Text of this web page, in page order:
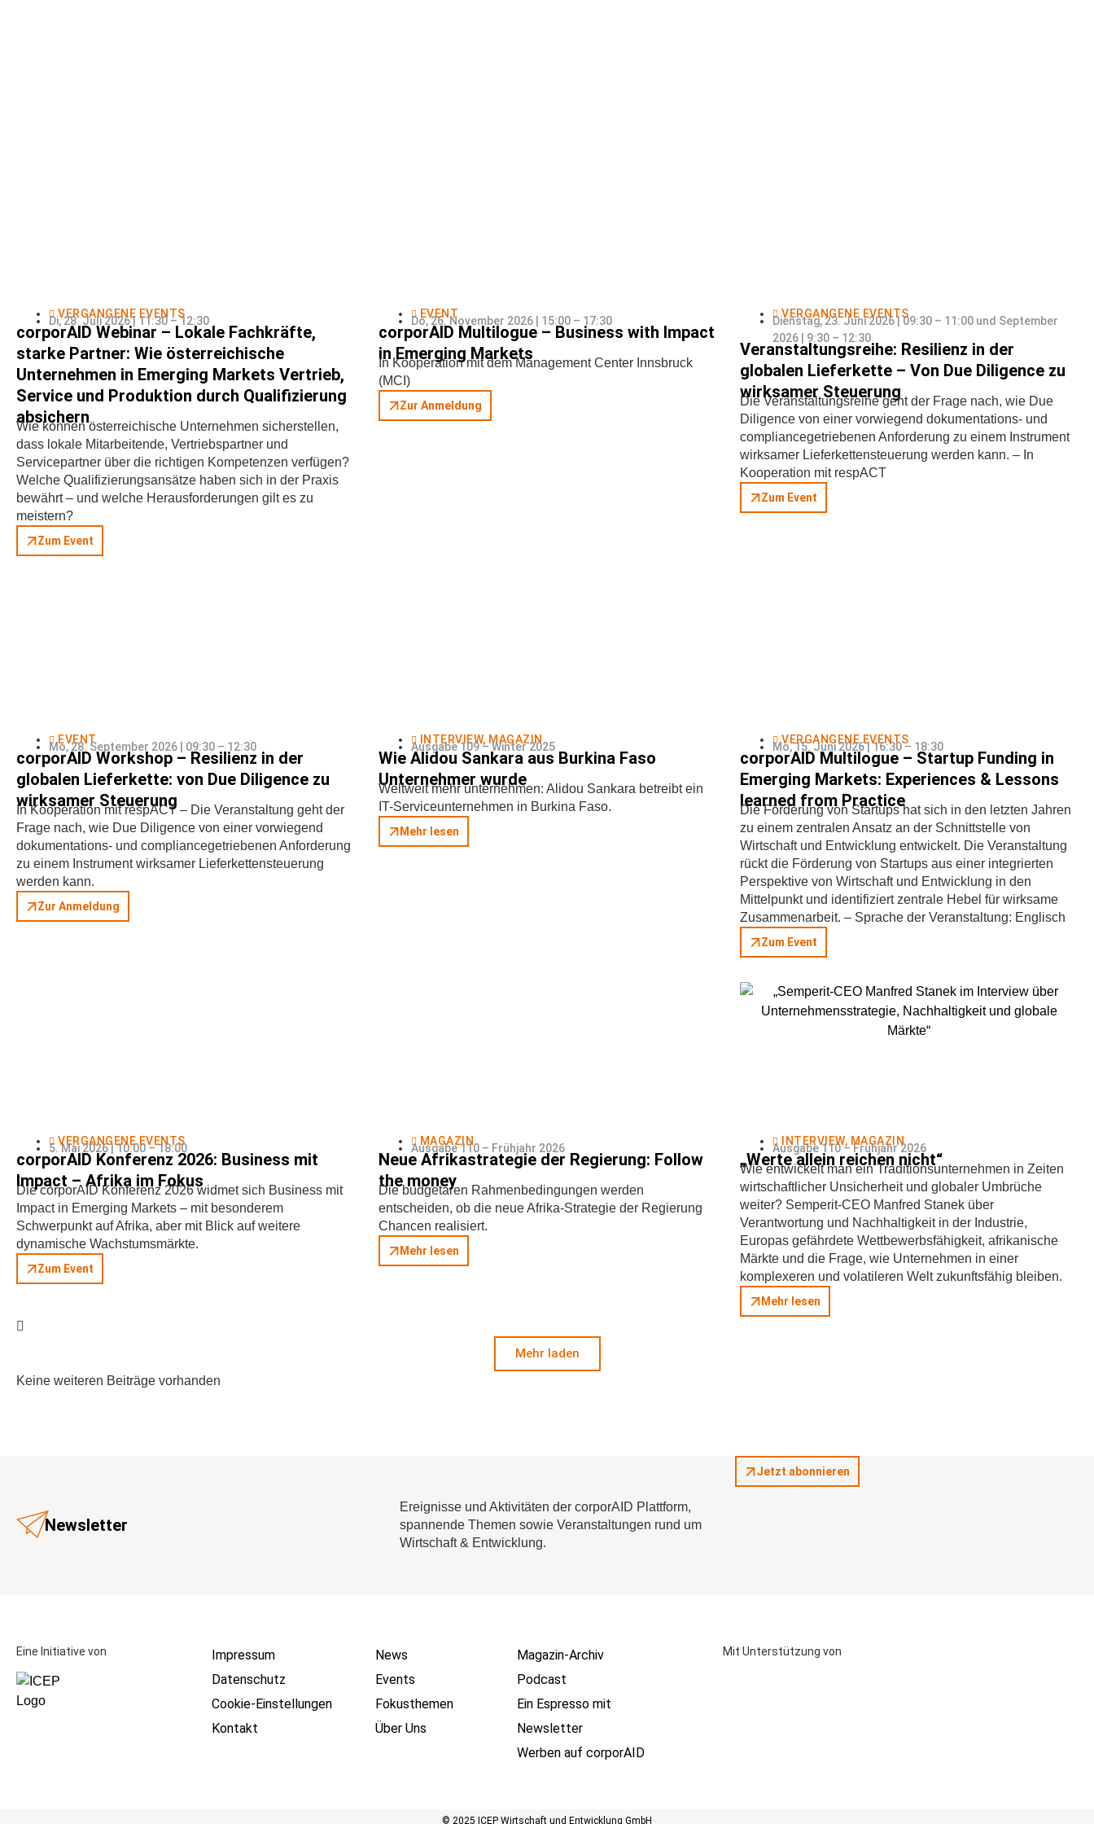
VERGANGENE EVENTS
Di, 28. Juli 2026 | 11:30 – 12:30
corporAID Webinar – Lokale Fachkräfte,
starke Partner: Wie österreichische
Unternehmen in Emerging Markets Vertrieb,
Service und Produktion durch Qualifizierung
absichern
Wie können österreichische Unternehmen sicherstellen,
dass lokale Mitarbeitende, Vertriebspartner und
Servicepartner über die richtigen Kompetenzen verfügen?
Welche Qualifizierungsansätze haben sich in der Praxis
bewährt – und welche Herausforderungen gilt es zu
meistern?
Zum Event
EVENT
Do, 26. November 2026 | 15:00 – 17:30
corporAID Multilogue – Business with Impact
in Emerging Markets
In Kooperation mit dem Management Center Innsbruck
(MCI)
Zur Anmeldung
VERGANGENE EVENTS
Dienstag, 23. Juni 2026 | 09:30 – 11:00 und September
2026 | 9:30 – 12:30
Veranstaltungsreihe: Resilienz in der
globalen Lieferkette – Von Due Diligence zu
wirksamer Steuerung
Die Veranstaltungsreihe geht der Frage nach, wie Due
Diligence von einer vorwiegend dokumentations- und
compliancegetriebenen Anforderung zu einem Instrument
wirksamer Lieferkettensteuerung werden kann. – In
Kooperation mit respACT
Zum Event
EVENT
Mo, 28. September 2026 | 09:30 – 12:30
corporAID Workshop – Resilienz in der
globalen Lieferkette: von Due Diligence zu
wirksamer Steuerung
In Kooperation mit respACT – Die Veranstaltung geht der
Frage nach, wie Due Diligence von einer vorwiegend
dokumentations- und compliancegetriebenen Anforderung
zu einem Instrument wirksamer Lieferkettensteuerung
werden kann.
Zur Anmeldung
INTERVIEW, MAGAZIN
Ausgabe 109 – Winter 2025
Wie Alidou Sankara aus Burkina Faso
Unternehmer wurde
Weltweit mehr unternehmen: Alidou Sankara betreibt ein
IT-Serviceunternehmen in Burkina Faso.
Mehr lesen
VERGANGENE EVENTS
Mo, 15. Juni 2026 | 16:30 – 18:30
corporAID Multilogue – Startup Funding in
Emerging Markets: Experiences & Lessons
learned from Practice
Die Förderung von Startups hat sich in den letzten Jahren
zu einem zentralen Ansatz an der Schnittstelle von
Wirtschaft und Entwicklung entwickelt. Die Veranstaltung
rückt die Förderung von Startups aus einer integrierten
Perspektive von Wirtschaft und Entwicklung in den
Mittelpunkt und identifiziert zentrale Hebel für wirksame
Zusammenarbeit. – Sprache der Veranstaltung: Englisch
Zum Event
VERGANGENE EVENTS
5. Mai 2026 | 10:00 – 18:00
corporAID Konferenz 2026: Business mit
Impact – Afrika im Fokus
Die corporAID Konferenz 2026 widmet sich Business mit
Impact in Emerging Markets – mit besonderem
Schwerpunkt auf Afrika, aber mit Blick auf weitere
dynamische Wachstumsmärkte.
Zum Event
MAGAZIN
Ausgabe 110 – Frühjahr 2026
Neue Afrikastrategie der Regierung: Follow
the money
Die budgetären Rahmenbedingungen werden
entscheiden, ob die neue Afrika-Strategie der Regierung
Chancen realisiert.
Mehr lesen
INTERVIEW, MAGAZIN
Ausgabe 110 – Frühjahr 2026
„Werte allein reichen nicht“
Wie entwickelt man ein Traditionsunternehmen in Zeiten
wirtschaftlicher Unsicherheit und globaler Umbrüche
weiter? Semperit-CEO Manfred Stanek über
Verantwortung und Nachhaltigkeit in der Industrie,
Europas gefährdete Wettbewerbsfähigkeit, afrikanische
Märkte und die Frage, wie Unternehmen in einer
komplexeren und volatileren Welt zukunftsfähig bleiben.
Mehr lesen
Mehr laden
Keine weiteren Beiträge vorhanden
Newsletter
Ereignisse und Aktivitäten der corporAID Plattform,
spannende Themen sowie Veranstaltungen rund um
Wirtschaft & Entwicklung.
Jetzt abonnieren
Eine Initiative von
Impressum
Datenschutz
Cookie-Einstellungen
Kontakt
News
Events
Fokusthemen
Über Uns
Magazin-Archiv
Podcast
Ein Espresso mit
Newsletter
Werben auf corporAID
Mit Unterstützung von
© 2025 ICEP Wirtschaft und Entwicklung GmbH